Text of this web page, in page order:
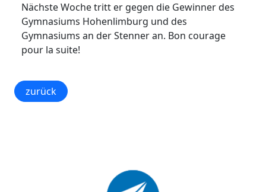
Nächste Woche tritt er gegen die Gewinner des
Gymnasiums Hohenlimburg und des
Gymnasiums an der Stenner an. Bon courage
pour la suite!
zurück